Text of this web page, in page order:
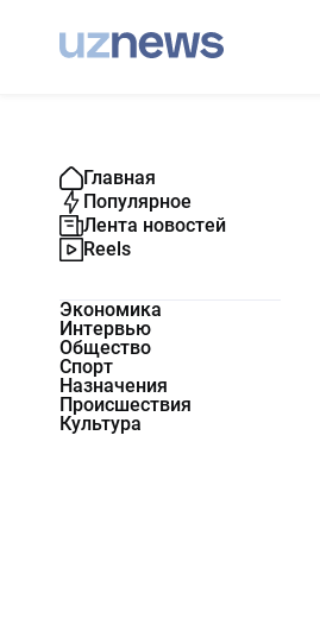
Главная
Популярное
Лента новостей
Reels
Экономика
Интервью
Общество
Спорт
Назначения
Происшествия
Культура